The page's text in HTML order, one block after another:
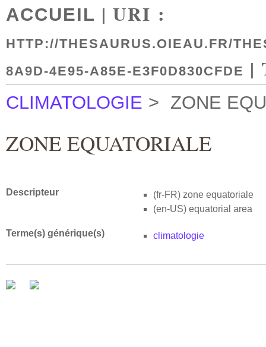
ACCUEIL | URI :
HTTP://THESAURUS.OIEAU.FR/
8A9D-4E95-A85E-E3F0D830CFDE |
CLIMATOLOGIE > ZONE
ZONE EQUATORIALE
Descripteur (fr-FR) zone equatoriale
(en-US) equatorial area
Terme(s) générique(s) climatologie